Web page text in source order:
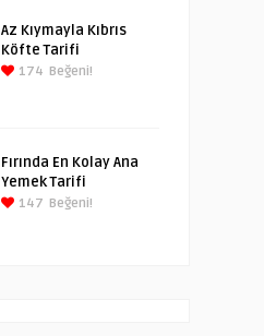
Az Kıymayla Kıbrıs
Köfte Tarifi
174 Beğeni!
Fırında En Kolay Ana
Yemek Tarifi
147 Beğeni!